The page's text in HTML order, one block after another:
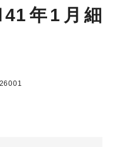
41年1月細